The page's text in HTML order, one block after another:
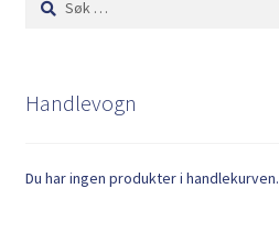
etter:
Handlevogn
Du har ingen produkter i handlekurven.